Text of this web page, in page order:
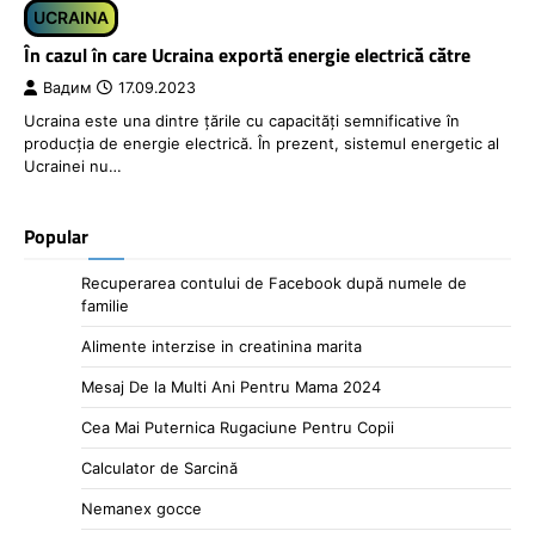
UCRAINA
În cazul în care Ucraina exportă energie electrică către
Вадим 17.09.2023
Ucraina este una dintre țările cu capacități semnificative în
producția de energie electrică. În prezent, sistemul energetic al
Ucrainei nu…
Popular
Recuperarea contului de Facebook după numele de
familie
Alimente interzise in creatinina marita
Mesaj De la Multi Ani Pentru Mama 2024
Cea Mai Puternica Rugaciune Pentru Copii
Calculator de Sarcină
Nemanex gocce